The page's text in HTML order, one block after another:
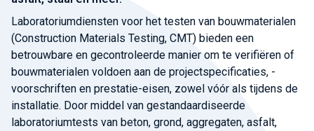
Laboratoriumdiensten voor het testen van bouwmaterialen
(Construction Materials Testing, CMT) bieden een
betrouwbare en gecontroleerde manier om te verifiëren of
bouwmaterialen voldoen aan de projectspecificaties, -
voorschriften en prestatie-eisen, zowel vóór als tijdens de
installatie. Door middel van gestandaardiseerde
laboratoriumtests van beton, grond, aggregaten, asfalt,